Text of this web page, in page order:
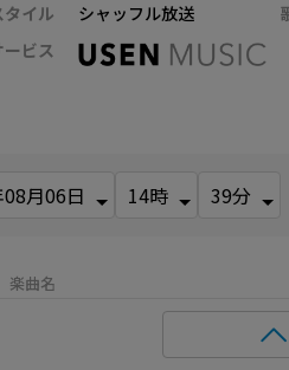
イル シャッフル放送
ビス
楽曲名